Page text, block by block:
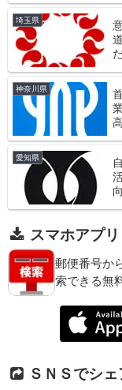
埼玉県
神奈川県
愛知県
スマホアプリ
郵便番号か
索できる無
ＳＮＳでシ